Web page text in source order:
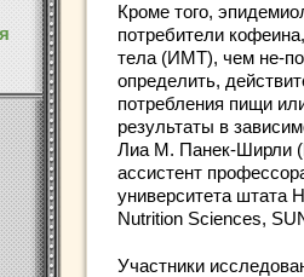
Кроме того,
потребители
тела (ИМТ), чем не-
определить,
потребления пищи
результаты в
Лиа М. Панек-Ширли
ассистент
университета штата
Nutrition Sciences,
Участники